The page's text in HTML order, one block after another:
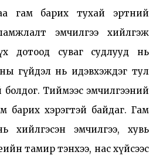
гам барих тухай эртний
эмчилгээ хийлгэж
дотоод суваг судлууд нь
гүйдэл нь идэвхэждэг тул
болдог. Тиймээс эмчилгээний
барих хэрэгтэй байдаг. Гам
хийлгэсэн эмчилгээ, хувь
тамир тэнхээ, нас хүйсээс